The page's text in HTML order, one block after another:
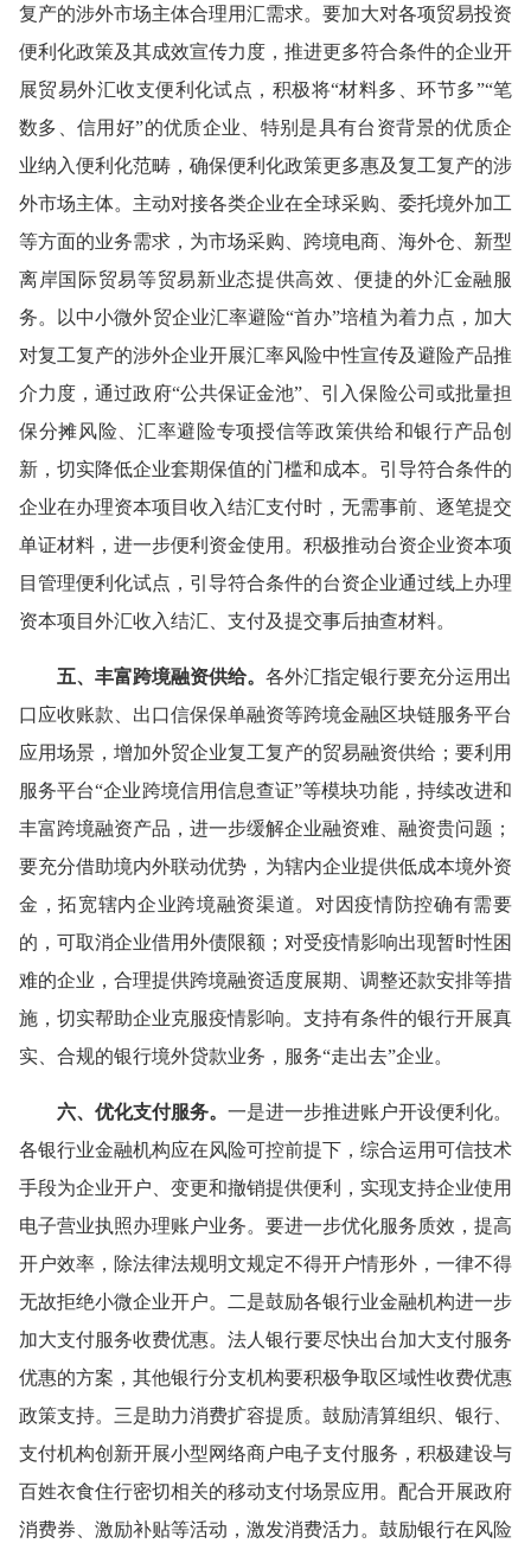
复产的涉外市场主体合理用汇需求。要加大对各项贸易投资
便利化政策及其成效宣传力度，推进更多符合条件的企业开
展贸易外汇收支便利化试点，积极将“材料多、环节多”“笔
数多、信用好”的优质企业、特别是具有台资背景的优质企
业纳入便利化范畴，确保便利化政策更多惠及复工复产的涉
外市场主体。主动对接各类企业在全球采购、委托境外加工
等方面的业务需求，为市场采购、跨境电商、海外仓、新型
离岸国际贸易等贸易新业态提供高效、便捷的外汇金融服
务。以中小微外贸企业汇率避险“首办”培植为着力点，加大
对复工复产的涉外企业开展汇率风险中性宣传及避险产品推
介力度，通过政府“公共保证金池”、引入保险公司或批量担
保分摊风险、汇率避险专项授信等政策供给和银行产品创
新，切实降低企业套期保值的门槛和成本。引导符合条件的
企业在办理资本项目收入结汇支付时，无需事前、逐笔提交
单证材料，进一步便利资金使用。积极推动台资企业资本项
目管理便利化试点，引导符合条件的台资企业通过线上办理
资本项目外汇收入结汇、支付及提交事后抽查材料。
五、丰富跨境融资供给。 各外汇指定银行要充分运用出
口应收账款、出口信保保单融资等跨境金融区块链服务平台
应用场景，增加外贸企业复工复产的贸易融资供给；要利用
服务平台“企业跨境信用信息查证”等模块功能，持续改进和
丰富跨境融资产品，进一步缓解企业融资难、融资贵问题；
要充分借助境内外联动优势，为辖内企业提供低成本境外资
金，拓宽辖内企业跨境融资渠道。对因疫情防控确有需要
的，可取消企业借用外债限额；对受疫情影响出现暂时性困
难的企业，合理提供跨境融资适度展期、调整还款安排等措
施，切实帮助企业克服疫情影响。支持有条件的银行开展真
实、合规的银行境外贷款业务，服务“走出去”企业。
六、优化支付服务。 一是进一步推进账户开设便利化。
各银行业金融机构应在风险可控前提下，综合运用可信技术
手段为企业开户、变更和撤销提供便利，实现支持企业使用
电子营业执照办理账户业务。要进一步优化服务质效，提高
开户效率，除法律法规明文规定不得开户情形外，一律不得
无故拒绝小微企业开户。二是鼓励各银行业金融机构进一步
加大支付服务收费优惠。法人银行要尽快出台加大支付服务
优惠的方案，其他银行分支机构要积极争取区域性收费优惠
政策支持。三是助力消费扩容提质。鼓励清算组织、银行、
支付机构创新开展小型网络商户电子支付服务，积极建设与
百姓衣食住行密切相关的移动支付场景应用。配合开展政府
消费券、激励补贴等活动，激发消费活力。鼓励银行在风险